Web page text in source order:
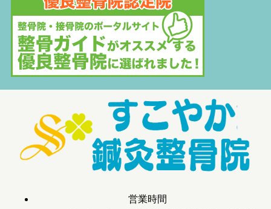
営業時間